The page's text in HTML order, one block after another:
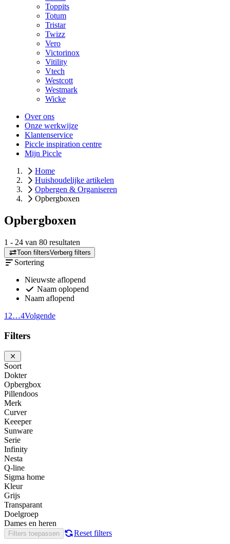
Toppits
Totum
Tristar
Twizz
Vero
Victorinox
Vitility
Vtech
Westcott
Westmark
Wicke
Over ons
Onze werkwijze
Klantenservice
Piccle inspiration centre
Mijn Piccle
Home
Huishoudelijke artikelen
Opbergen & Organiseren
Opbergboxen
Opbergboxen
1 - 24 van 80 resultaten
Toon filtersVerberg filters
Sortering
Nieuwste aflopend
Naam oplopend
Naam aflopend
1 2…4Volgende
Filters
Soort
Dokter
Opbergbox
Pillendoos
Merk
Curver
Keeeper
Sunware
Serie
Infinity
Nesta
Q-line
Sigma home
Kleur
Grijs
Transparant
Doelgroep
Dames en heren
Filters toepassen Reset filters